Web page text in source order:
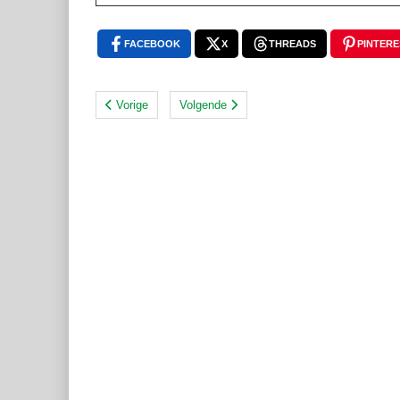
FACEBOOK X THREADS
Vorige Volgende